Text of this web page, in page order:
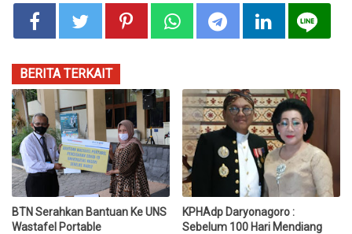
BERITA TERKAIT
BTN Serahkan Bantuan Ke UNS
Wastafel Portable
KPHAdp Daryonagoro :
Sebelum 100 Hari Mendiang